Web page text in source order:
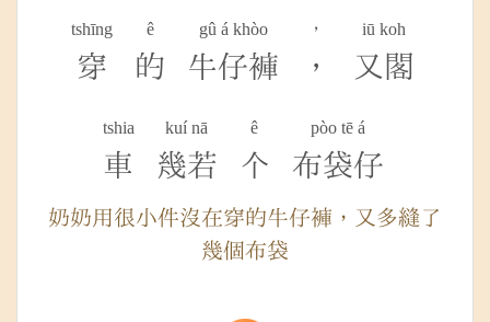
tshīng
穿
ê
的
gû á khòo
牛仔褲
，
，
iū koh
又閣
tshia
車
kuí nā
幾若
ê
个
pòo tē á
布袋仔
奶奶用很小件沒在穿的牛仔褲，又多縫了
幾個布袋